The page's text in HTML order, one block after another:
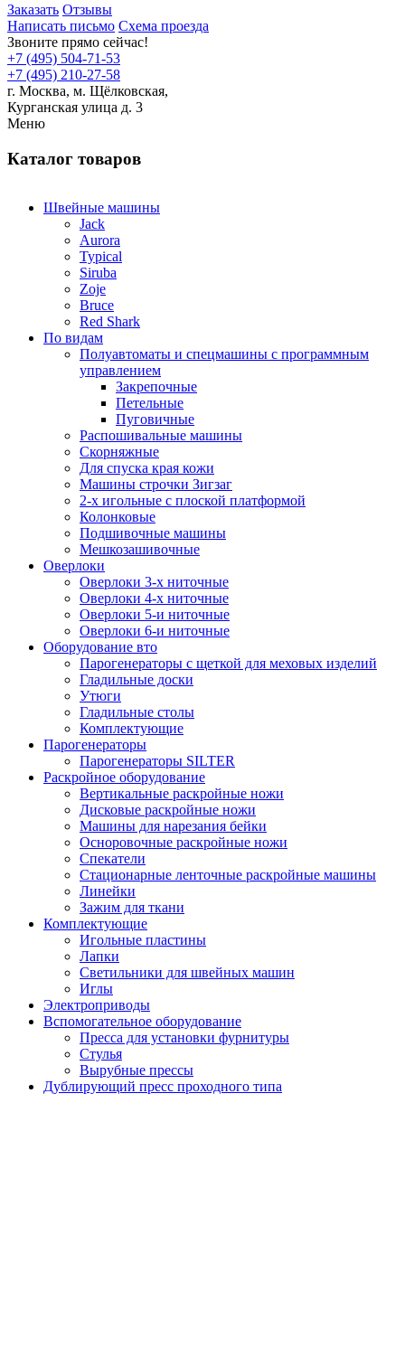
Заказать Отзывы
Написать письмо Схема проезда
Звоните прямо сейчас!
+7 (495) 504-71-53
+7 (495) 210-27-58
г. Москва, м. Щёлковская,
Курганская улица д. 3
Меню
Каталог товаров
Швейные машины
Jack
Aurora
Typical
Siruba
Zoje
Bruce
Red Shark
По видам
Полуавтоматы и спецмашины с программным
управлением
Закрепочные
Петельные
Пуговичные
Распошивальные машины
Скорняжные
Для спуска края кожи
Машины строчки Зигзаг
2-х игольные с плоской платформой
Колонковые
Подшивочные машины
Мешкозашивочные
Оверлоки
Оверлоки 3-х ниточные
Оверлоки 4-х ниточные
Оверлоки 5-и ниточные
Оверлоки 6-и ниточные
Оборудование вто
Парогенераторы с щеткой для меховых изделий
Гладильные доски
Утюги
Гладильные столы
Комплектующие
Парогенераторы
Парогенераторы SILTER
Раскройное оборудование
Вертикальные раскройные ножи
Дисковые раскройные ножи
Машины для нарезания бейки
Осноровочные раскройные ножи
Спекатели
Стационарные ленточные раскройные машины
Линейки
Зажим для ткани
Комплектующие
Игольные пластины
Лапки
Светильники для швейных машин
Иглы
Электроприводы
Вспомогательное оборудование
Пресса для установки фурнитуры
Стулья
Вырубные прессы
Дублирующий пресс проходного типа